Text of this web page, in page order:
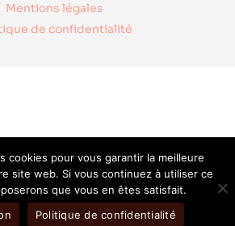
Mentions légales
de confidentialité
cookies pour vous garantir la meilleure
site web. Si vous continuez à utiliser ce
que vous en êtes satisfait.
Politique de confidentialité